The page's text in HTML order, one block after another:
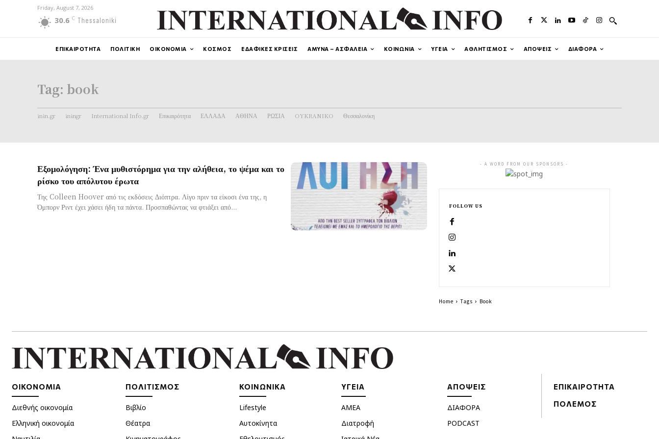
Friday, August 7, 2026
30.6 C Thessaloniki
ΕΠΙΚΑΙΡΟΤΗΤΑ ΠΟΛΙΤΙΚΗ ΟΙΚΟΝΟΜΙΑ ΚΟΣΜΟΣ ΕΔΑΦΙΚΕΣ ΚΡΙΣΕΙΣ ΑΜΥΝΑ – ΑΣΦΑΛΕΙΑ ΚΟΙΝΩΝΙΑ ΥΓΕΙΑ ΑΘΛΗΤΙΣΜΟΣ ΑΠΟΨΕΙΣ ΔΙΑΦΟΡΑ
Tag: book
inin.gr iningr International Info.gr Επικαιρότητα ΕΛΛΑΔΑ ΑΘΗΝΑ ΡΩΣΙΑ OYKRANIKO Θεσσαλονίκη
Εξομολόγηση: Ένα μυθιστόρημα για την αλήθεια, το ψέμα και το
ρίσκο του απόλυτου έρωτα
Της Colleen Hoover από τις εκδόσεις Διόπτρα. Λίγο πριν τα είκοσι ένα της, η
Όμπορν Ριντ έχει χάσει ήδη τα πάντα. Προσπαθώντας να φτιάξει από...
- A WORD FROM OUR SPONSORS -
FOLLOW US
Home Tags Book
ΟΙΚΟΝΟΜΙΑ
Διεθνής οικονομία
Ελληνική οικονομία
ΠΟΛΙΤΙΣΜΟΣ
Βιβλίο
Θέατρα
ΚΟΙΝΩΝΙΚΑ
Lifestyle
Αυτοκίνητα
ΥΓΕΙΑ
ΑΜΕΑ
Διατροφή
ΑΠΟΨΕΙΣ
ΔΙΑΦΟΡΑ
PODCAST
ΕΠΙΚΑΙΡΟΤΗΤΑ
ΠΟΛΕΜΟΣ